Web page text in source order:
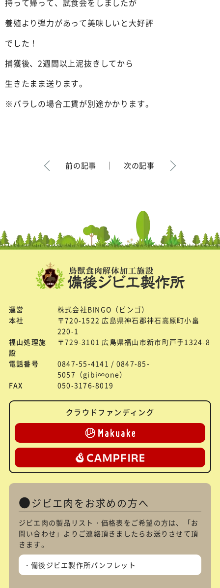
持って帰って、試食会をしましたが
養殖より弾力があって美味しいと大好評
でした！
捕獲後、2週間以上泥抜きしてから
生きたまま送ります。
※バラしの場合工賃が別途かかります。
前の記事 ｜ 次の記事
運営
株式会社BINGO（ビンゴ）
本社
〒720-1522 広島県神石郡神石高原町小畠
220-1
福山処理施
設
〒729-3101 広島県福山市新市町戸手1324-8
電話番号
0847-55-4141 / 0847-85-
5057（gibi∞one）
FAX
050-3176-8019
クラウドファンディング
ジビエ肉をお求めの方へ
ジビエ肉の製品リスト・価格表をご希望の方は、「お
問い合わせ 」よりご連絡頂きましたらお送りさせて頂
きます。
備後ジビエ製作所パンフレット